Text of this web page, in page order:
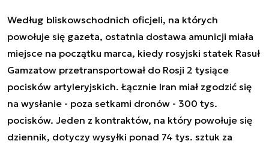
Według bliskowschodnich oficjeli, na których
powołuje się gazeta, ostatnia dostawa amunicji miała
miejsce na początku marca, kiedy rosyjski statek Rasuł
Gamzatow przetransportował do Rosji 2 tysiące
pocisków artyleryjskich. Łącznie Iran miał zgodzić się
na wysłanie - poza setkami dronów - 300 tys.
pocisków. Jeden z kontraktów, na który powołuje się
dziennik, dotyczy wysyłki ponad 74 tys. sztuk za